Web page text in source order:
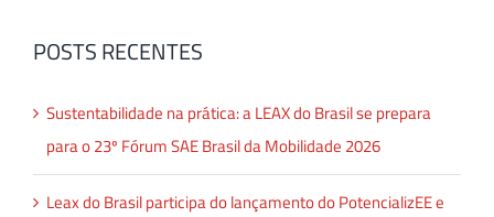
POSTS RECENTES
Sustentabilidade na prática: a LEAX do Brasil se prepara
para o 23º Fórum SAE Brasil da Mobilidade 2026
Leax do Brasil participa do lançamento do PotencializEE e